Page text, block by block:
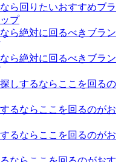
ら回りたいおすすめブラ
プ
ら絶対に回るべきブラン
ら絶対に回るべきブラン
しするならここを回るの
るならここを回るのがお
るならここを回るのがお